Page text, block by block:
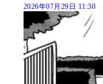
2026年07月29日 11:30